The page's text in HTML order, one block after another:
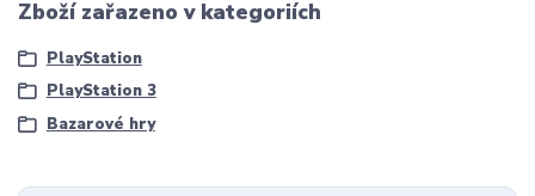
Zboží zařazeno v kategoriích
PlayStation
PlayStation 3
Bazarové hry